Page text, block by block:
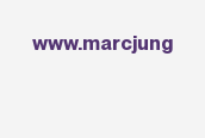
www.marcjung